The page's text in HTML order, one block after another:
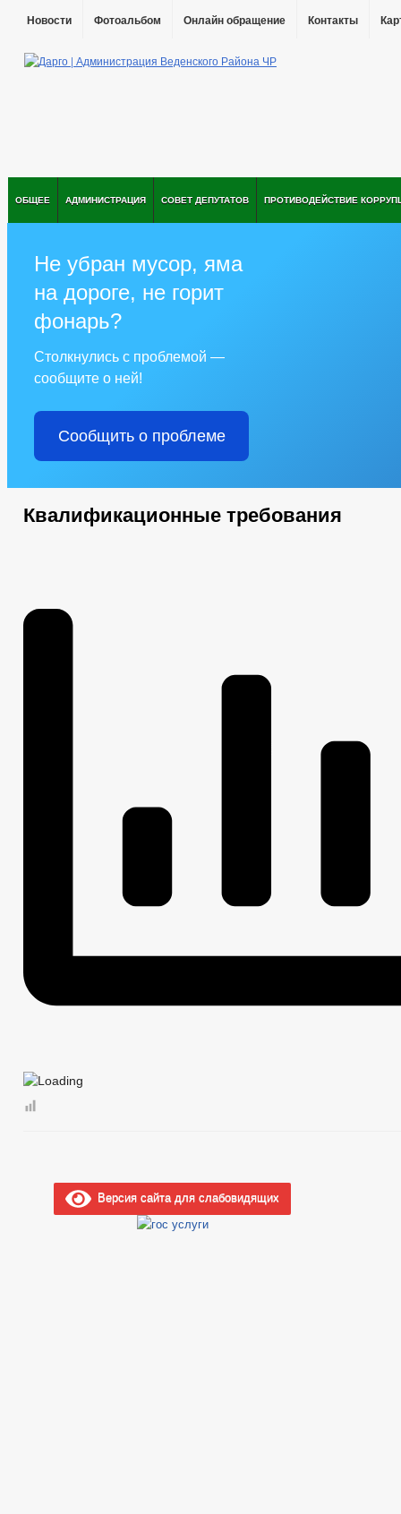
Новости Фотоальбом Онлайн обращение Контакты
ОБЩЕЕ АДМИНИСТРАЦИЯ СОВЕТ ДЕПУТАТОВ ПРОТИВОДЕЙСТВИЕ
Не убран мусор, яма
на дороге, не горит
фонарь?
Столкнулись с проблемой —
сообщите о ней!
Сообщить о проблеме
Квалификационные требования
Версия сайта для слабовидящих